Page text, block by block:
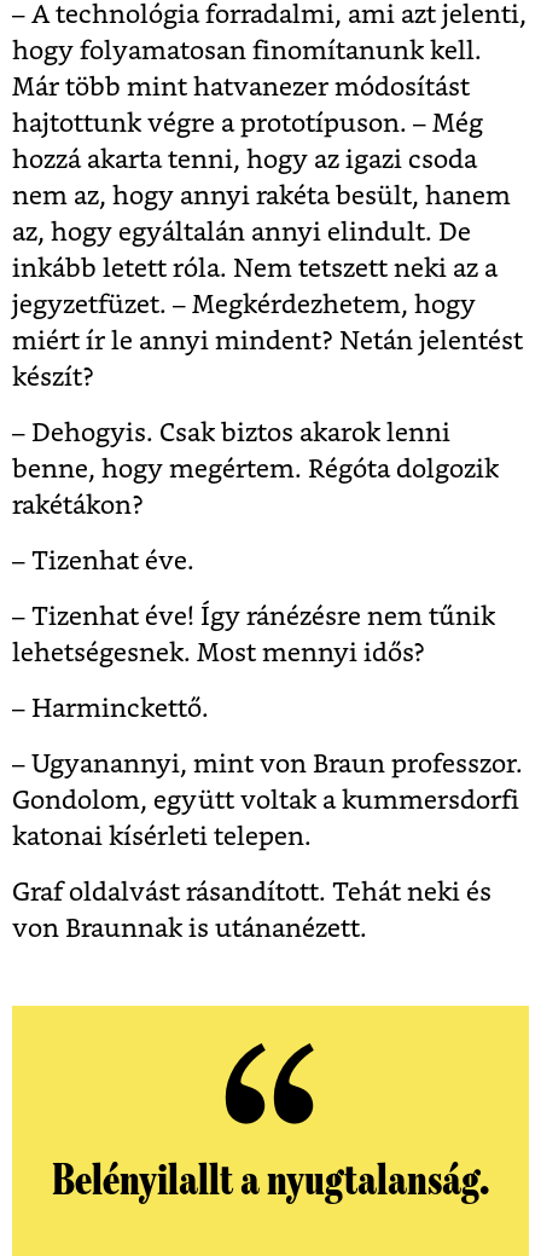
– A technológia forradalmi, ami azt jelenti,
hogy folyamatosan finomítanunk kell.
Már több mint hatvanezer módosítást
hajtottunk végre a prototípuson. – Még
hozzá akarta tenni, hogy az igazi csoda
nem az, hogy annyi rakéta besült, hanem
az, hogy egyáltalán annyi elindult. De
inkább letett róla. Nem tetszett neki az a
jegyzetfüzet. – Megkérdezhetem, hogy
miért ír le annyi mindent? Netán jelentést
készít?
– Dehogyis. Csak biztos akarok lenni
benne, hogy megértem. Régóta dolgozik
rakétákon?
– Tizenhat éve.
– Tizenhat éve! Így ránézésre nem tűnik
lehetségesnek. Most mennyi idős?
– Harminckettő.
– Ugyanannyi, mint von Braun professzor.
Gondolom, együtt voltak a kummersdorfi
katonai kísérleti telepen.
Graf oldalvást rásandított. Tehát neki és
von Braunnak is utánanézett.
Belényilallt a nyugtalanság.